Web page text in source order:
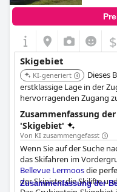
$
Skigebiet
KI-generiert
Dieses
erstklassige Lage in der
hervorragenden Zugang
beliebten
Zusammenfassung
'Skigebiet'
Von KI zusammengefasst
Wenn Sie auf der Suche
das Skifahren im
Bellevue Lermoosdie
der Skipiste, die Skilifte
Zusammenfassung der